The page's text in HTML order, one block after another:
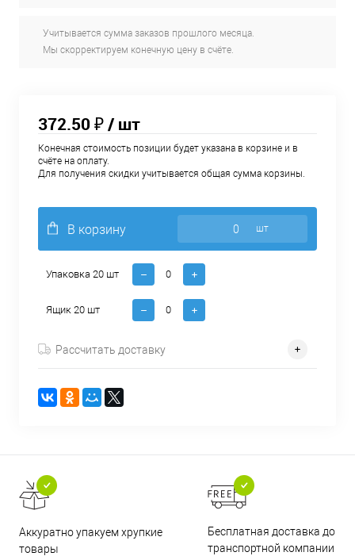
Учитывается сумма заказов прошлого месяца.
Мы скорректируем конечную цену в счёте.
372.50 ₽/ шт
Конечная стоимость позиции будет указана в корзине и в
счёте на оплату.
Для получения скидки учитывается общая сумма корзины.
В корзину шт
Упаковка 20 шт
Ящик 20 шт
Рассчитать доставку
Аккуратно упакуем хрупкие
товары
Бесплатная доставка до
транспортной компании